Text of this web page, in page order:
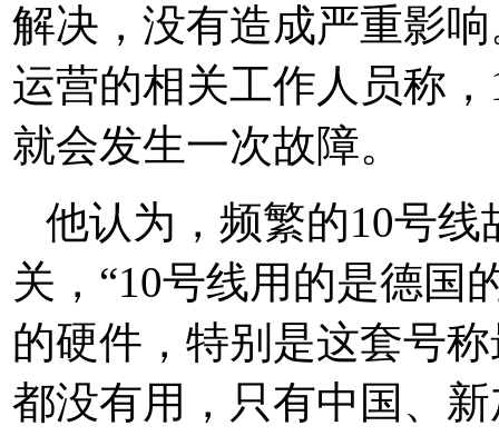
解决，没有造成严重影
运营的相关工作人员称
就会发生一次故障。
他认为，频繁的10号
关，“10号线用的是德国
的硬件，特别是这套号
都没有用，只有中国、